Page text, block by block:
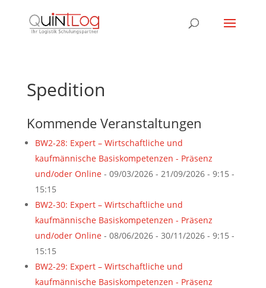
Spedition
Kommende Veranstaltungen
BW2-28: Expert – Wirtschaftliche und
kaufmännische Basiskompetenzen - Präsenz
und/oder Online- 09/03/2026 - 21/09/2026 - 9:15 -
15:15
BW2-30: Expert – Wirtschaftliche und
kaufmännische Basiskompetenzen - Präsenz
und/oder Online- 08/06/2026 - 30/11/2026 - 9:15 -
15:15
BW2-29: Expert – Wirtschaftliche und
kaufmännische Basiskompetenzen - Präsenz